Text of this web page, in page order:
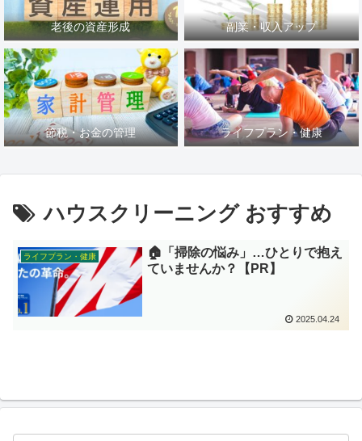
老後の資産形成 副業・収入アップ
節税・お金の管理 ライフプラン・健康
ハウスクリーニング おすすめ
ライフプラン・健康
🏠「掃除の悩み」…ひとりで抱え
ていませんか？【PR】
2025.04.24